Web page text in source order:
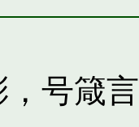
号箴言